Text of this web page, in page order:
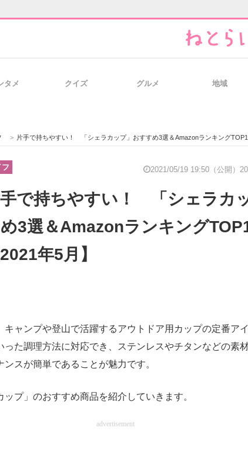
ト
題
タメ クイズ グルメ 地域
> 片手で持ちやすい！ 「シェラカップ」おすすめ3選＆Amazonランキング
フ 2021/05/19 19:50（公開）
で持ちやすい！ 「シェラカ
3選＆Amazonランキング
2021年5月】
ャンプや登山で活躍するアウトドア用カップの定番ア
った調理方法に対応でき、ステンレスやチタンなどの素
スが簡単であることが魅力です。
プ」のおすすめ商品を紹介していきます。
advertisement